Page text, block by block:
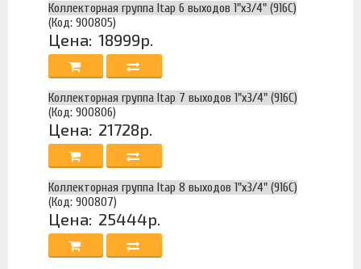
Коллекторная группа Itap 6 выходов 1"х3/4" (916C)
(Код: 900805)
Цена: 18999р.
Коллекторная группа Itap 7 выходов 1"х3/4" (916C)
(Код: 900806)
Цена: 21728р.
Коллекторная группа Itap 8 выходов 1"х3/4" (916C)
(Код: 900807)
Цена: 25444р.